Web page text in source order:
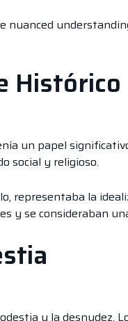
Histórico
un papel
social y religioso.
representaba la
y se consideraban
y la desnudez.